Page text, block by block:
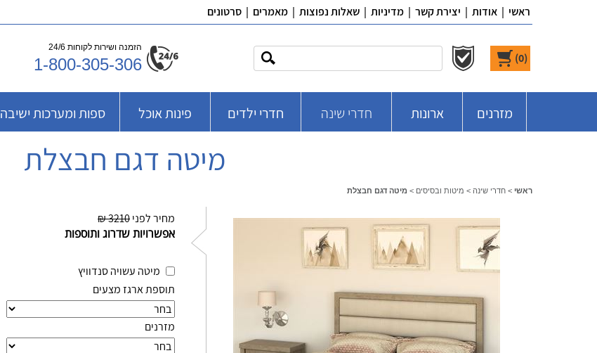
ראשי | אודות | יצירת קשר | מדיניות | שאלות נפוצות | מאמרים | סרטונים
(
0
)
הזמנה ושירות לקוחות 24/6
1-800-305-306
מזרנים ארונות חדרי שינה חדרי ילדים פינות אוכל ספות ומערכות ישיבה
מיטה דגם חבצלת
ראשי > חדרי שינה > מיטות ובסיסים > מיטה דגם חבצלת
מחיר לפני3210 ₪
אפשרויות שדרוג ותוספות
מיטה עשויה סנדוויץ
תוספת ארגז מצעים
מזרנים